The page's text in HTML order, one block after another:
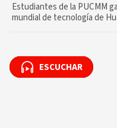
Estudiantes de la PUCMM
mundial de tecnología de
ESCUCHAR
ESCUCHAR